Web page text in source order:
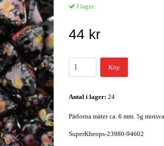
I lager.
44 kr
Köp
Antal i lager: 24
Pärlorna mäter ca. 6 mm. 5g
SuperKheops-23980-94602